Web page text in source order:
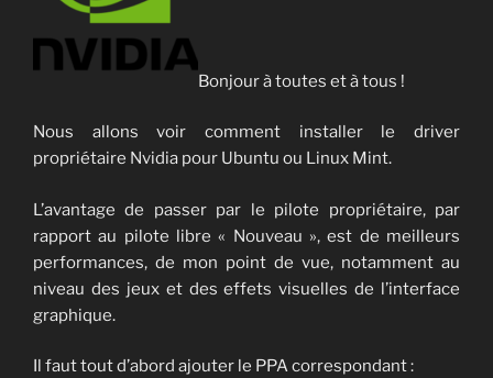
Bonjour à toutes et à tous !
Nous allons voir comment installer le driver
propriétaire Nvidia pour Ubuntu ou Linux Mint.
L’avantage de passer par le pilote propriétaire, par
rapport au pilote libre « Nouveau », est de meilleurs
performances, de mon point de vue, notamment au
niveau des jeux et des effets visuelles de l’interface
graphique.
Il faut tout d’abord ajouter le PPA correspondant :